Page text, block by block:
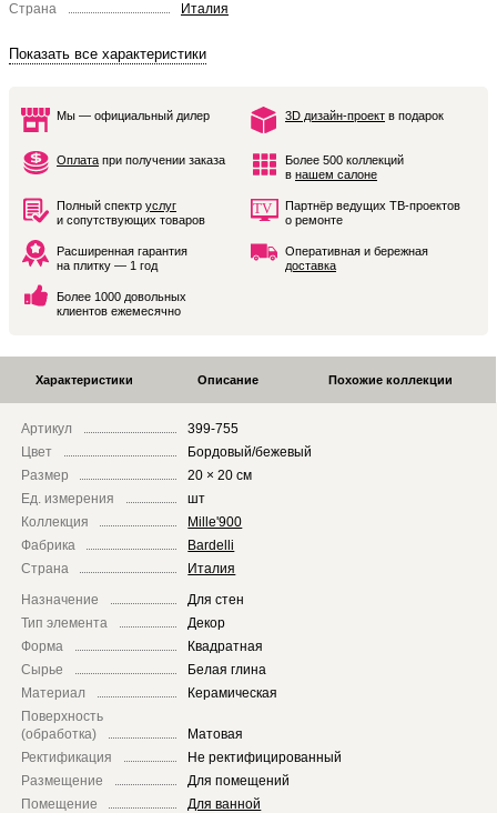
Страна
Италия
Показать все характеристики
Мы — официальный дилер 3D дизайн-проект в подарок
Оплата при получении заказа
Более 500 коллекций
в нашем салоне
Полный спектр услуг
и сопутствующих товаров
Партнёр ведущих ТВ-проектов
о ремонте
Расширенная гарантия
на плитку — 1 год
Оперативная и бережная
доставка
Более 1000 довольных
клиентов ежемесячно
Характеристики Описание Похожие коллекции
Артикул
399-755
Цвет
Бордовый/бежевый
Размер
20 × 20 см
Ед. измерения
шт
Коллекция
Mille'900
Фабрика
Bardelli
Страна
Италия
Назначение
Для стен
Тип элемента
Декор
Форма
Квадратная
Сырье
Белая глина
Материал
Керамическая
Поверхность
(обработка)
Матовая
Ректификация
Не ректифицированный
Размещение
Для помещений
Помещение
Для ванной